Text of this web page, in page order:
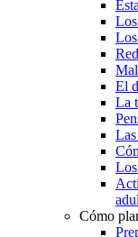
El
La
Las
Cómo